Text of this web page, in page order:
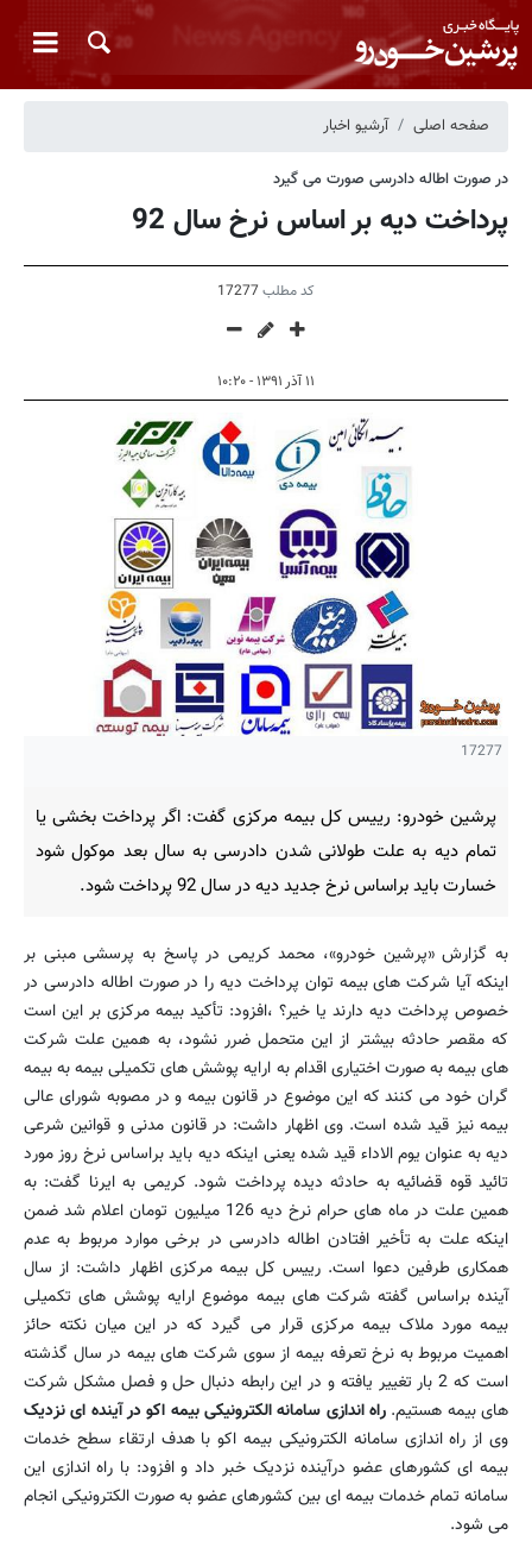
صفحه اصلی آرشیو اخبار
در صورت اطاله دادرسی صورت می گیرد
پرداخت دیه بر اساس نرخ سال 92
کد مطلب 17277
۱۱ آذر ۱۳۹۱ - ۱۰:۲۰
17277
پرشین خودرو: رییس کل بیمه مرکزی گفت: اگر پرداخت بخشی یا
تمام دیه به علت طولانی شدن دادرسی به سال بعد موکول شود
خسارت باید براساس نرخ جدید دیه در سال 92 پرداخت شود.
به گزارش «پرشین خودرو»، محمد کریمی در پاسخ به پرسشی مبنی بر
اینکه آیا شرکت های بیمه توان پرداخت دیه را در صورت اطاله دادرسی در
خصوص پرداخت دیه دارند یا خیر؟ ،افزود: تأکید بیمه مرکزی بر این است
که مقصر حادثه بیشتر از این متحمل ضرر نشود، به همین علت شرکت
های بیمه به صورت اختیاری اقدام به ارایه پوشش های تکمیلی بیمه به بیمه
گران خود می کنند که این موضوع در قانون بیمه و در مصوبه شورای عالی
بیمه نیز قید شده است. وی اظهار داشت: در قانون مدنی و قوانین شرعی
دیه به عنوان یوم الاداء قید شده یعنی اینکه دیه باید براساس نرخ روز مورد
تائید قوه قضائیه به حادثه دیده پرداخت شود. کریمی به ایرنا گفت: به
همین علت در ماه های حرام نرخ دیه 126 میلیون تومان اعلام شد ضمن
اینکه علت به تأخیر افتادن اطاله دادرسی در برخی موارد مربوط به عدم
همکاری طرفین دعوا است. رییس کل بیمه مرکزی اظهار داشت: از سال
آینده براساس گفته شرکت های بیمه موضوع ارایه پوشش های تکمیلی
بیمه مورد ملاک بیمه مرکزی قرار می گیرد که در این میان نکته حائز
اهمیت مربوط به نرخ تعرفه بیمه از سوی شرکت های بیمه در سال گذشته
است که 2 بار تغییر یافته و در این رابطه دنبال حل و فصل مشکل شرکت
های بیمه هستیم. راه اندازی سامانه الکترونیکی بیمه اکو در آینده ای نزدیک
وی از راه اندازی سامانه الکترونیکی بیمه اکو با هدف ارتقاء سطح خدمات
بیمه ای کشورهای عضو درآینده نزدیک خبر داد و افزود: با راه اندازی این
سامانه تمام خدمات بیمه ای بین کشورهای عضو به صورت الکترونیکی انجام
می شود.